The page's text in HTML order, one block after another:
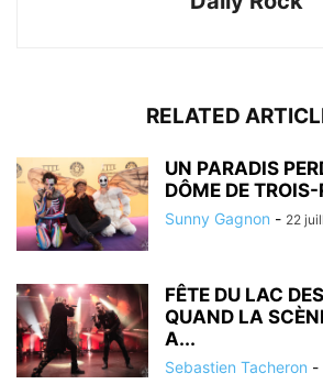
RELATED
UN PARADIS
DÔME DE TROIS-
Sunny Gagnon - 22
FÊTE DU LAC
QUAND LA
A...
Sebastien Tacheron -